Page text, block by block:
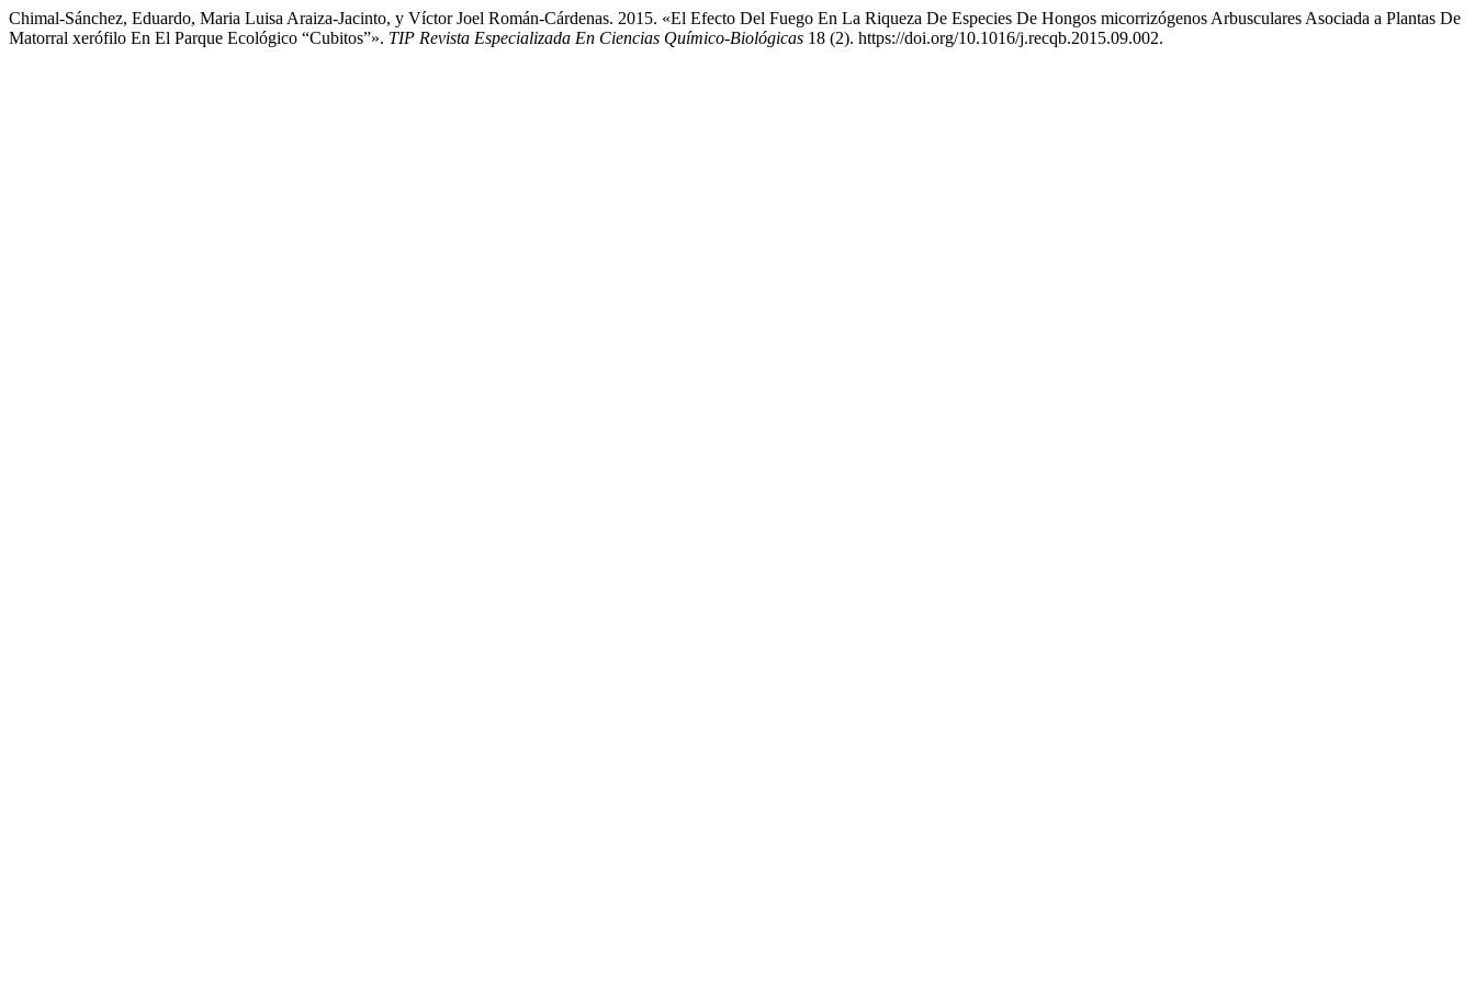
Chimal-Sánchez, Eduardo, Maria Luisa Araiza-Jacinto, y Víctor Joel Román-Cárdenas. 2015. «El Efecto Del Fuego En La Riqueza De Especies De Hongos micorrizógenos Arbusculares Asociada a Plantas De
Matorral xerófilo En El Parque Ecológico “Cubitos”». TIP Revista Especializada En Ciencias Químico-Biológicas 18 (2). https://doi.org/10.1016/j.recqb.2015.09.002.